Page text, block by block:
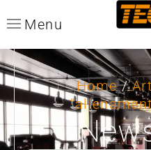
Menu
Home/